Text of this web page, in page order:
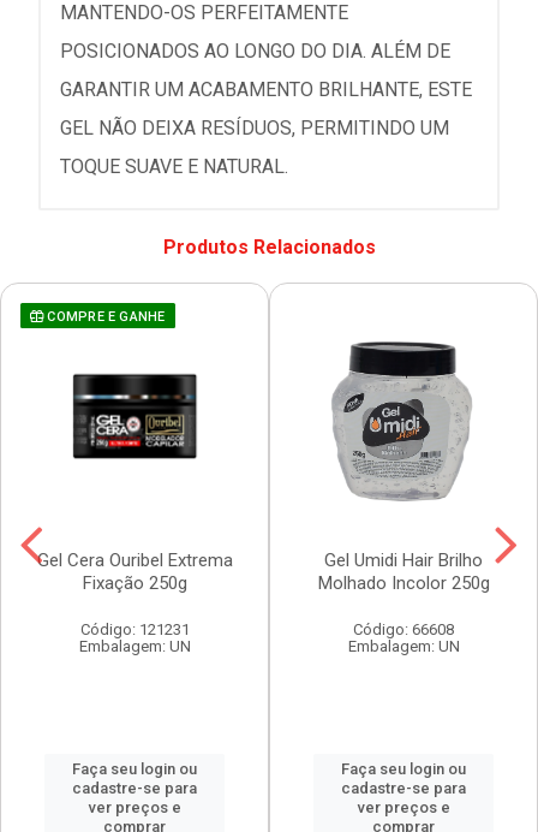
MANTENDO-OS PERFEITAMENTE
POSICIONADOS AO LONGO DO DIA. ALÉM DE
GARANTIR UM ACABAMENTO BRILHANTE, ESTE
GEL NÃO DEIXA RESÍDUOS, PERMITINDO UM
TOQUE SUAVE E NATURAL.
Produtos Relacionados
COMPRE E GANHE
Gel Cera Ouribel Extrema
Fixação 250g
Código: 121231
Embalagem: UN
Faça seu login ou
cadastre-se para
ver preços e
comprar
Gel Umidi Hair Brilho
Molhado Incolor 250g
Código: 66608
Embalagem: UN
Faça seu login ou
cadastre-se para
ver preços e
comprar